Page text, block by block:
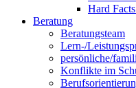
Hard
Beratung
Beratungsteam
Lern-/
persönliche/
Konflikte im